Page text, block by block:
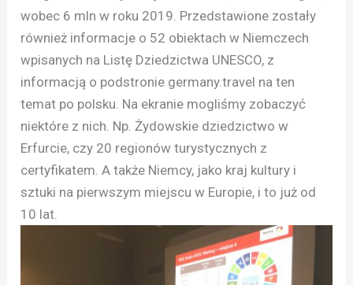
wobec 6 mln w roku 2019. Przedstawione zostały
również informacje o 52 obiektach w Niemczech
wpisanych na Listę Dziedzictwa UNESCO, z
informacją o podstronie germany.travel na ten
temat po polsku. Na ekranie mogliśmy zobaczyć
niektóre z nich. Np. Żydowskie dziedzictwo w
Erfurcie, czy 20 regionów turystycznych z
certyfikatem. A także Niemcy, jako kraj kultury i
sztuki na pierwszym miejscu w Europie, i to już od
10 lat.